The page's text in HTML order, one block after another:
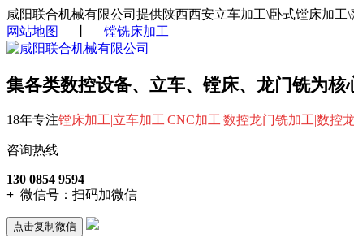
咸阳联合机械有限公司提供陕西西安立车加工\卧式镗床加工
网站地图
镗铣床加工
集各类数控设备、立车、镗床、龙门铣为核
18年专注镗床加工|立车加工|CNC加工|数控龙门铣加工|数控
咨询热线
130 0854 9594
+ 微信号： 扫码加微信
点击复制微信